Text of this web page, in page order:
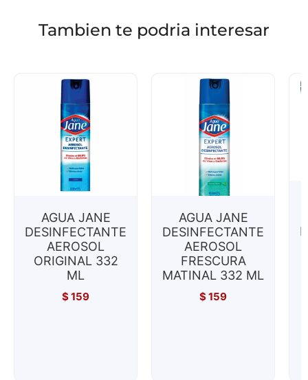
Tambien te podria interesar
AGUA JANE
DESINFECTANTE
AEROSOL
ORIGINAL 332
ML
$159
AGUA JANE
DESINFECTANTE
AEROSOL
FRESCURA
MATINAL 332 ML
$159